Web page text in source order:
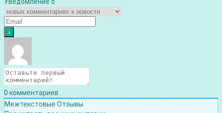
Уведомление о
0 комментариев
Межтекстовые Отзывы